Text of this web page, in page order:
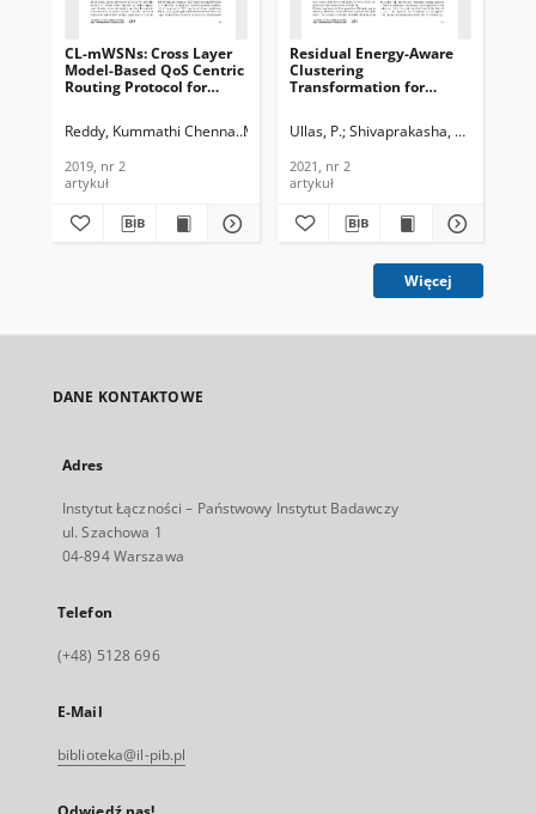
CL-mWSNs: Cross Layer
Model-Based QoS Centric
Routing Protocol for
Communication in
Telecommunications and
Information Technology,
Reddy, Kummathi Chenna M. N., Thippeswamy Devanagavi, Geetha D.
2019, nr 2
artykuł
Residual Energy-Aware
Clustering
Transformation for
and Information
Ullas, P. Shivaprakasha, K. S.
2021, nr 2
artykuł
Więcej
DANE KONTAKTOWE
Adres
Instytut Łączności – Państwowy Instytut Badawczy
ul. Szachowa 1
04-894 Warszawa
Telefon
(+48) 5128 696
E-Mail
biblioteka@il-pib.pl